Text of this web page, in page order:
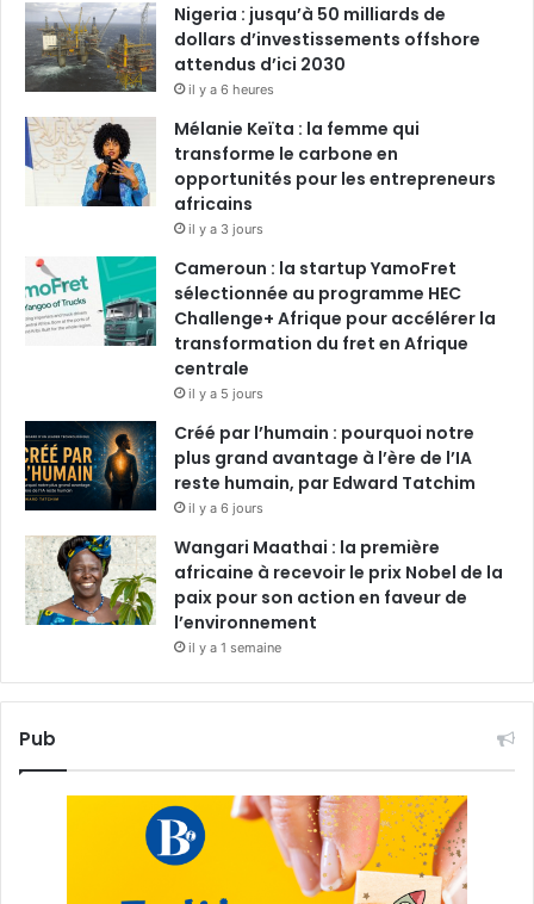
b
o
k
e
d
n
u
b
a
a
Nigeria : jusqu’à 50 milliards de
dollars d’investissements offshore
attendus d’ici 2030
il y a 6 heures
Mélanie Keïta : la femme qui
transforme le carbone en
opportunités pour les entrepreneurs
africains
il y a 3 jours
Cameroun : la startup YamoFret
sélectionnée au programme HEC
Challenge+ Afrique pour accélérer la
transformation du fret en Afrique
centrale
il y a 5 jours
Créé par l’humain : pourquoi notre
plus grand avantage à l’ère de l’IA
reste humain, par Edward Tatchim
il y a 6 jours
Wangari Maathai : la première
africaine à recevoir le prix Nobel de la
paix pour son action en faveur de
l’environnement
il y a 1 semaine
Pub